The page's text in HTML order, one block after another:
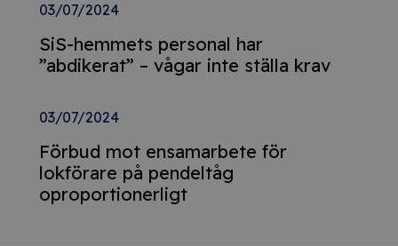
03/07/2024
SiS-hemmets personal har
”abdikerat” – vågar inte ställa krav
03/07/2024
Förbud mot ensamarbete för
lokförare på pendeltåg
oproportionerligt